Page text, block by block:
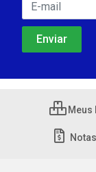
Meus